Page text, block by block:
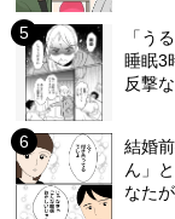
「う
睡眠3
反撃
結婚
ん」
なた